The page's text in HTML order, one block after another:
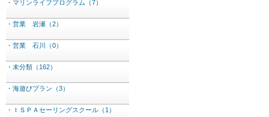
・マリンライフプログラム（7）
・営業 岩瀬（2）
・営業 石川（0）
・未分類（162）
・海遊びプラン（3）
・ＩＳＰＡセーリングスクール（1）